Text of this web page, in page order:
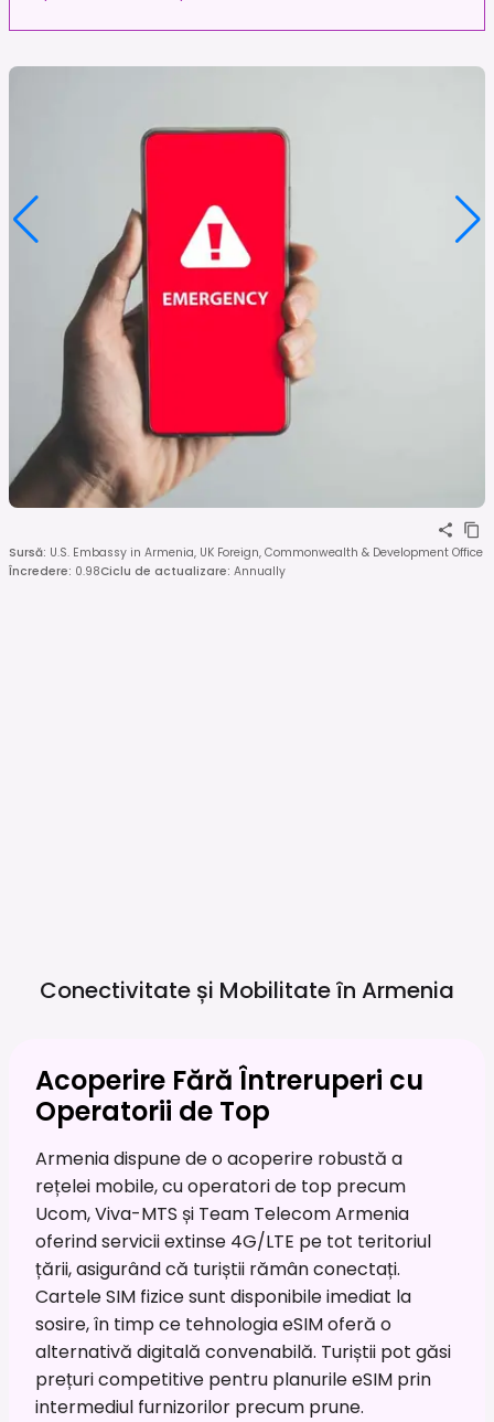
Sursă: U.S. Embassy in Armenia, UK Foreign, Commonwealth & Development Office
Încredere: 0.98Ciclu de actualizare: Annually
Conectivitate și Mobilitate în Armenia
Acoperire Fără Întreruperi cu
Operatorii de Top
Armenia dispune de o acoperire robustă a
rețelei mobile, cu operatori de top precum
Ucom, Viva-MTS și Team Telecom Armenia
oferind servicii extinse 4G/LTE pe tot teritoriul
țării, asigurând că turiștii rămân conectați.
Cartele SIM fizice sunt disponibile imediat la
sosire, în timp ce tehnologia eSIM oferă o
alternativă digitală convenabilă. Turiștii pot găsi
prețuri competitive pentru planurile eSIM prin
intermediul furnizorilor precum prune.